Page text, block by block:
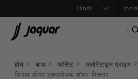
India
होम बाथ फॉसेट
फ्लोरेंटाइन प्राइम
सिंगल लीवर एक्सपोज़्ड शॉवर मिक्सर